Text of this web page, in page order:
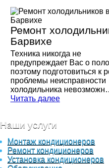
Ремонт
Барвихе
Техника никогда не
предупреждает Вас о
поэтому подготовиться к
проблемы неисправности
холодильника
Читать далее
Наши услуги
Монтаж кондиционеров
Ремонт кондиционеров
Установка кондиционеров